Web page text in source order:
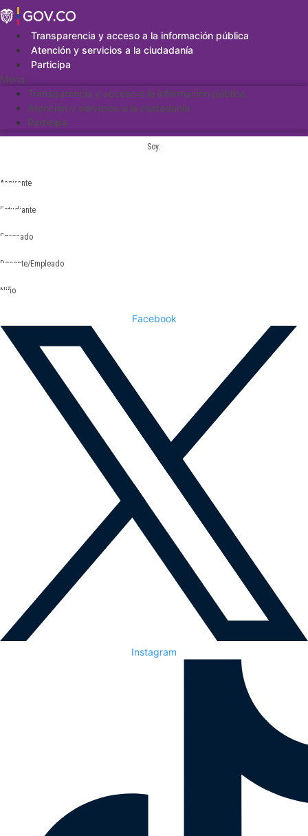
Saltar
al
contenidoTransparencia y acceso a la información pública
Atención y servicios a la ciudadanía
Participa
Menu
Transparencia y acceso a la información pública
Atención y servicios a la ciudadanía
Participa
Soy:
Aspirante
Estudiante
Egresado
Docente/Empleado
Niño
Facebook
Instagram